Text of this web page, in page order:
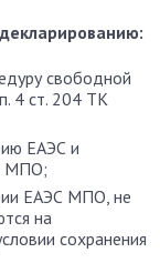
свободной
4 ст. 204 ТК
ЕАЭС и
МПО;
ЕАЭС МПО, не
на
сохранения